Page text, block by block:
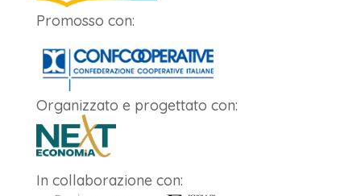
Promosso con:
Organizzato e progettato con:
In collaborazione con: